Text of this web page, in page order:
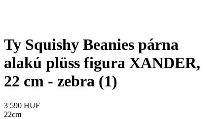
Ty Squishy Beanies párna
alakú plüss figura XANDER,
22 cm - zebra (1)
3 590 HUF
22cm